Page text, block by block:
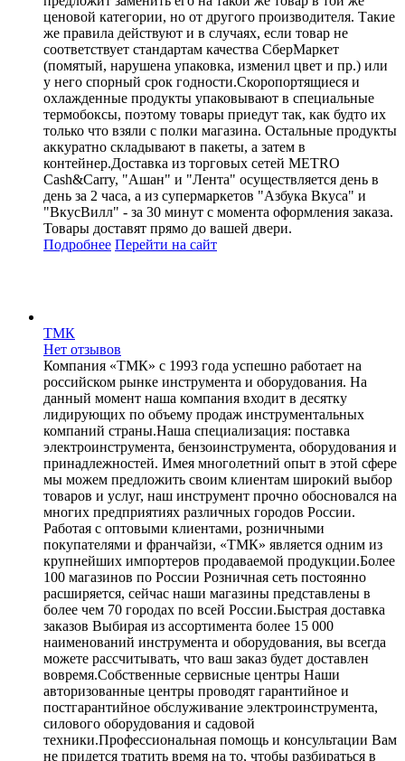
ценовой категории, но от другого производителя. Такие
же правила действуют и в случаях, если товар не
соответствует стандартам качества СберМаркет
(помятый, нарушена упаковка, изменил цвет и пр.) или
у него спорный срок годности.Скоропортящиеся и
охлажденные продукты упаковывают в специальные
термобоксы, поэтому товары приедут так, как будто их
только что взяли с полки магазина. Остальные продукты
аккуратно складывают в пакеты, а затем в
контейнер.Доставка из торговых сетей METRO
Cash&Carry, "Ашан" и "Лента" осуществляется день в
день за 2 часа, а из супермаркетов "Азбука Вкуса" и
"ВкусВилл" - за 30 минут с момента оформления заказа.
Товары доставят прямо до вашей двери.
Подробнее Перейти на сайт
ТМК
Нет отзывов
Компания «ТМК» с 1993 года успешно работает на
российском рынке инструмента и оборудования. На
данный момент наша компания входит в десятку
лидирующих по объему продаж инструментальных
компаний страны.Наша специализация: поставка
электроинструмента, бензоинструмента, оборудования и
принадлежностей. Имея многолетний опыт в этой сфере
мы можем предложить своим клиентам широкий выбор
товаров и услуг, наш инструмент прочно обосновался на
многих предприятиях различных городов России.
Работая с оптовыми клиентами, розничными
покупателями и франчайзи, «ТМК» является одним из
крупнейших импортеров продаваемой продукции.Более
100 магазинов по России Розничная сеть постоянно
расширяется, сейчас наши магазины представлены в
более чем 70 городах по всей России.Быстрая доставка
заказов Выбирая из ассортимента более 15 000
наименований инструмента и оборудования, вы всегда
можете рассчитывать, что ваш заказ будет доставлен
вовремя.Собственные сервисные центры Наши
авторизованные центры проводят гарантийное и
постгарантийное обслуживание электроинструмента,
силового оборудования и садовой
техники.Профессиональная помощь и консультации Вам
не придется тратить время на то, чтобы разбираться в